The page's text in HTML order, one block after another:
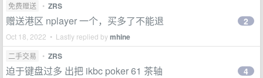
免费赠送 • ZRS
赠送港区 nplayer 一个，买多了不能退
Oct 18, 2022 • Lastly replied bymhine
2
二手交易 • ZRS
迫于键盘过多 出把 ikbc poker 61 茶轴 4